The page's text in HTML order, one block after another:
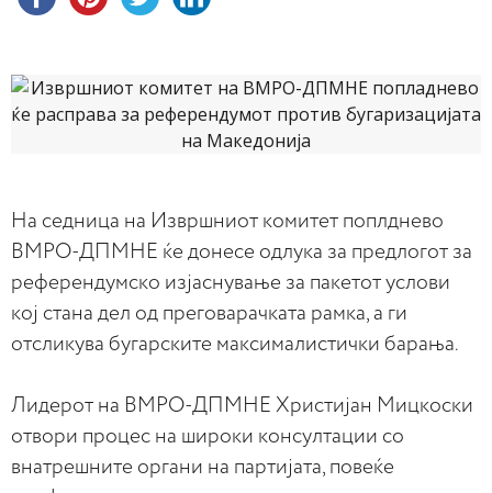
На седница на Извршниот комитет поплднево
ВМРО-ДПМНЕ ќе донесе одлука за предлогот за
референдумско изјаснување за пакетот услови
кој стана дел од преговарачката рамка, а ги
отсликува бугарските максималистички барања.
Лидерот на ВМРО-ДПМНЕ Христијан Мицкоски
отвори процес на широки консултации со
внатрешните органи на партијата, повеќе